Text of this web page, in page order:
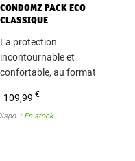
CONDOMZ PACK ECO
CLASSIQUE
La protection
incontournable et
confortable, au format
109,99€
: En stock